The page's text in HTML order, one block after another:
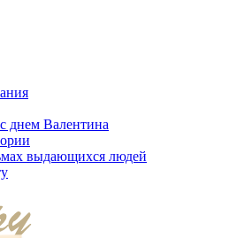
днем Валентина
выдающихся людей